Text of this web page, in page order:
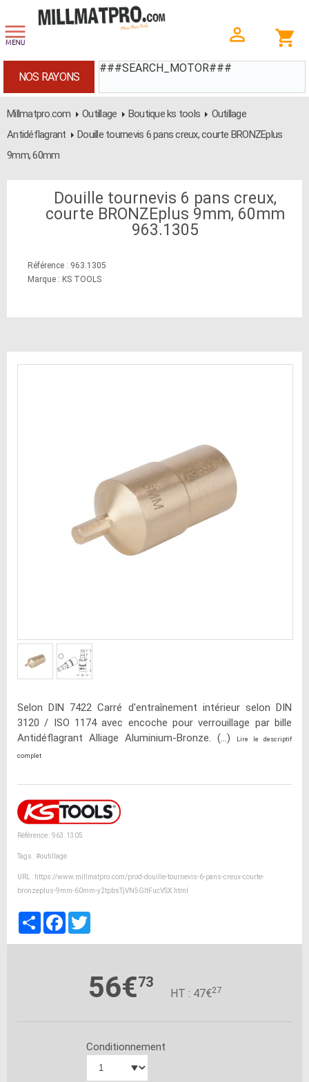
###SEARCH_MOTOR###
NOS RAYONS
Millmatpro.com Outillage Boutique ks tools
Outillage
Antidéflagrant
Douille tournevis 6 pans creux, courte BRONZEplus
9mm, 60mm
Douille tournevis 6 pans creux,
courte BRONZEplus 9mm, 60mm
963.1305
Référence : 963.1305
Marque : KS TOOLS
Selon DIN 7422 Carré d'entraînement intérieur selon DIN
3120 / ISO 1174 avec encoche pour verrouillage par bille
Antidéflagrant Alliage Aluminium-Bronze. (...)
Lire le descriptif
complet
Référence : 963.1305
Tags :#outillage
URL : https://www.millmatpro.com/prod-douille-tournevis-6-pans-creux-courte-
bronzeplus-9mm-60mm-y2tpbsTjVN5GltFucVSX.html
PartagerFacebook
56€73
HT : 47€27
Conditionnement